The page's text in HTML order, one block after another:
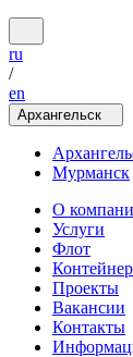
ru
/
en
Архангельск
Мурманск
О
Услуги
Флот
Проекты
Вакансии
Контакты